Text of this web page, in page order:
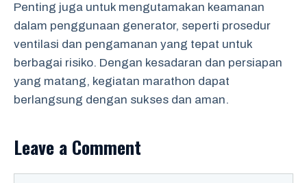
Penting juga untuk mengutamakan keamanan
dalam penggunaan generator, seperti prosedur
ventilasi dan pengamanan yang tepat untuk
berbagai risiko. Dengan kesadaran dan persiapan
yang matang, kegiatan marathon dapat
berlangsung dengan sukses dan aman.
Leave a Comment